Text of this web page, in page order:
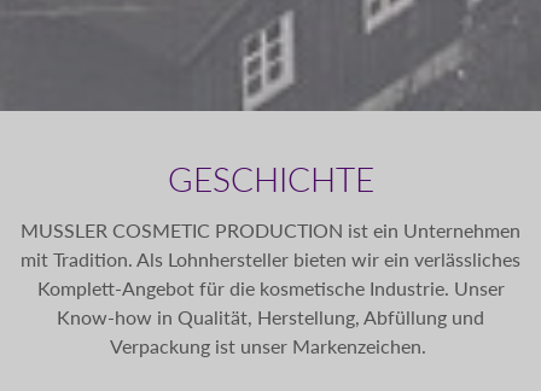
GESCHICHTE
MUSSLER COSMETIC PRODUCTION ist ein Unternehmen
mit Tradition. Als Lohnhersteller bieten wir ein verlässliches
Komplett-Angebot für die kosmetische Industrie. Unser
Know-how in Qualität, Herstellung, Abfüllung und
Verpackung ist unser Markenzeichen.